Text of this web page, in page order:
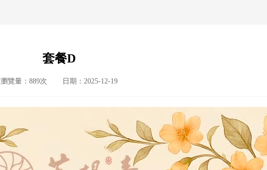
套餐D
瀏覽量：889次 日期：2025-12-19